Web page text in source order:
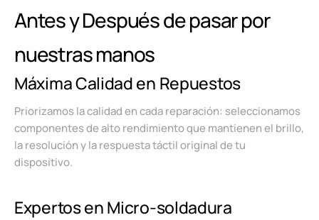
Antes y Después de pasar por
nuestras manos
Máxima Calidad en Repuestos
Priorizamos la calidad en cada reparación: seleccionamos
componentes de alto rendimiento que mantienen el brillo,
la resolución y la respuesta táctil original de tu
dispositivo.
Expertos en Micro-soldadura